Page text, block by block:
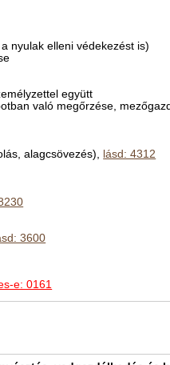
nyulak elleni védekezést is)
együtt
való megőrzése,
alagcsövezés), lásd: 4312
3600
e: 0161